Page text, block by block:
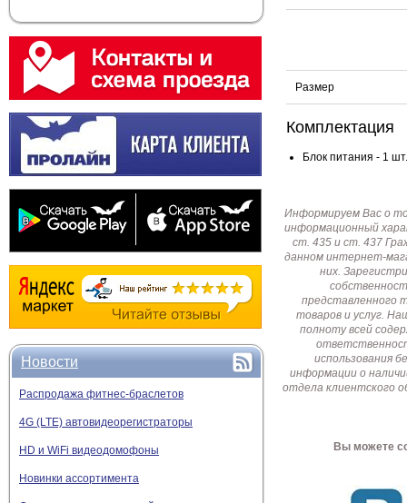
Новости
Распродажа фитнес-браслетов
4G (LTE) автовидеорегистраторы
HD и WiFi видеодомофоны
Новинки ассортимента
Размер
Комплектация
Блок питания - 1 шт.
Информируем Вас о
информационный
ст. 435 и ст. 437
данном интернет-
них.
представленного
товаров и услуг.
полноту всей
использования
информации о
отдела клиентского
Вы можете